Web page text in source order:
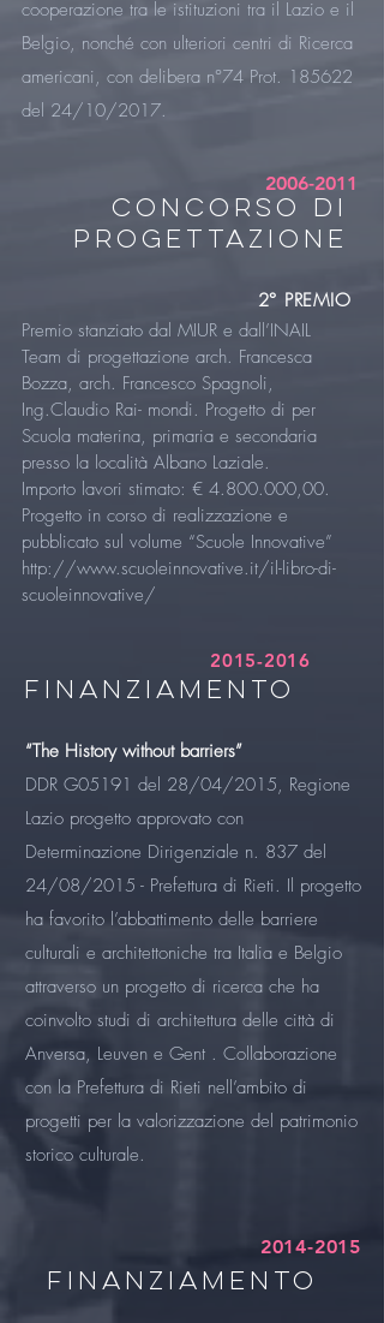
cooperazione tra le istituzioni tra il Lazio e il
Belgio, nonché con ulteriori centri di Ricerca
americani, con delibera n°74 Prot. 185622
del 24/10/2017.
2006-2011
CONCORSO DI
PROGETTAZIONE
2° PREMIO
Premio stanziato dal MIUR e dall’INAIL
Team di progettazione arch. Francesca
Bozza, arch. Francesco Spagnoli,
Ing.Claudio Rai- mondi. Progetto di per
Scuola materina, primaria e secondaria
presso la località Albano Laziale.
Importo lavori stimato: € 4.800.000,00.
Progetto in corso di realizzazione e
pubblicato sul volume “Scuole Innovative”
http://www.scuoleinnovative.it/il-libro-di-
scuoleinnovative/
2015-2016
FINANZIAMENTO
“The History without barriers”
DDR G05191 del 28/04/2015, Regione
Lazio progetto approvato con
Determinazione Dirigenziale n. 837 del
24/08/2015 - Prefettura di Rieti. Il progetto
ha favorito l’abbattimento delle barriere
culturali e architettoniche tra Italia e Belgio
attraverso un progetto di ricerca che ha
coinvolto studi di architettura delle città di
Anversa, Leuven e Gent . Collaborazione
con la Prefettura di Rieti nell’ambito di
progetti per la valorizzazione del patrimonio
storico culturale.
2014-2015
FINANZIAMENTO